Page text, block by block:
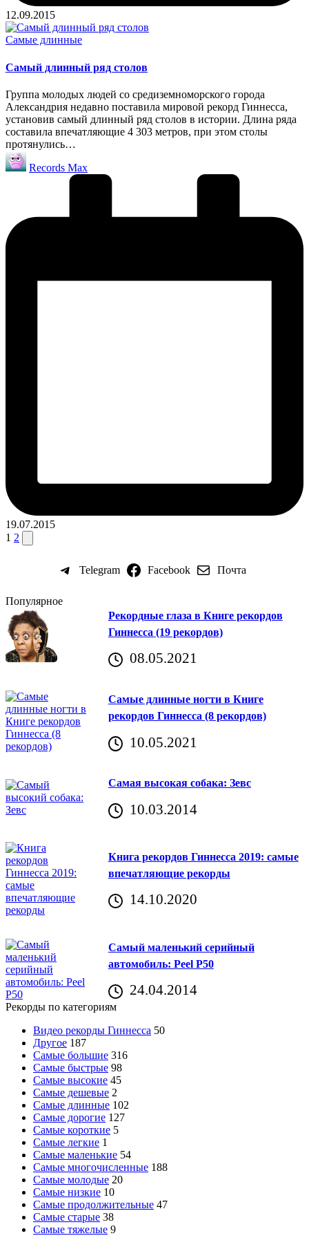
12.09.2015
Опубликовано
Самые длинные
Самый длинный ряд столов
Группа молодых людей со средиземноморского города
Александрия недавно поставила мировой рекорд Гиннесса,
установив самый длинный ряд столов в истории. Длина ряда
составила впечатляющие 4 303 метров, при этом столы
протянулись…
Запись
от
Records Max
19.07.2015
Пагинация
1 2 След.
страница
Telegram
Facebook Почта
Популярное
Рекордные глаза в Книге рекордов
Гиннесса (19 рекордов)
08.05.2021
Самые длинные ногти в Книге
рекордов Гиннесса (8 рекордов)
10.05.2021
Самая высокая собака: Зевс
10.03.2014
Книга рекордов Гиннесса 2019: самые
впечатляющие рекорды
14.10.2020
Самый маленький серийный
автомобиль: Peel P50
24.04.2014
Рекорды по категориям
Видео рекорды Гиннесса 50
Другое 187
Самые большие 316
Самые быстрые 98
Самые высокие 45
Самые дешевые 2
Самые длинные 102
Самые дорогие 127
Самые короткие 5
Самые легкие 1
Самые маленькие 54
Самые многочисленные 188
Самые молодые 20
Самые низкие 10
Самые продолжительные 47
Самые старые 38
Самые тяжелые 9